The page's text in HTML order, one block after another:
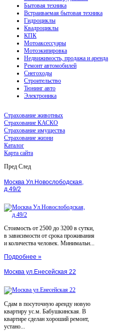
Бытовая техника
Встраиваемая бытовая техника
Гидроциклы
Квадроциклы
КПК
Мотоаксессуары
Мотоэкипировка
Недвижимость, продажа и аренда
Ремонт автомобилей
Снегоходы
Строительство
Тюнинг авто
Электроника
Страхование животных
Страхование КАСКО
Страхование имущества
Страхование жизни
Каталог
Карта сайта
Пред След
Москва Ул.Новослободская,
д.49/2
Стоимость от 2500 до 3200 в сутки,
в зависимости от срока проживания
и количества человек. Минимальн...
Подробнее »
Москва ул.Енесейская 22
Сдам в посуточную аренду новую
квартиру ус.м. Бабушкинская. В
квартире сделан хороший ремонт,
устано...